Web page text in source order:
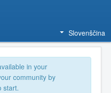
Slovenščina
in your
community by
start.